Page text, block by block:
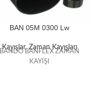
BAN 05M 0300 Lw
Kayışlar,Zaman Kayışları
BANDO BANFLEX ZAMAN
KAYIŞI